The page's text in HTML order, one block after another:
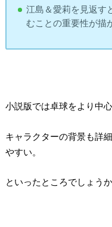
江島＆愛莉を見返す
むことの重要性が描
小説版では卓球をより中
キャラクターの背景も詳
やすい。
といったところでしょうか